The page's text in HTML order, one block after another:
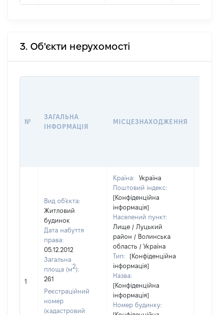
3. Об'єкти нерухомості
№
ЗАГАЛЬНА
ІНФОРМАЦІЯ
МІСЦЕЗНАХОДЖЕННЯ
1
Вид об'єкта:
Житловий
будинок
Дата набуття
права:
05.12.2012
Загальна
площа (м2):
261
Реєстраційний
номер
(кадастровий
Країна:
Україна
Поштовий індекс:
[Конфіденційна
інформація]
Населений пункт:
Лище / Луцький
район / Волинська
область / Україна
Тип:
[Конфіденційна
інформація]
Назва:
[Конфіденційна
інформація]
Номер будинку: